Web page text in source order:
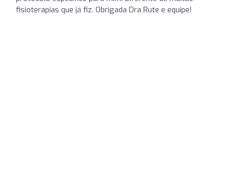
fisioterapias que já fiz. Obrigada Dra Rute e equipe!